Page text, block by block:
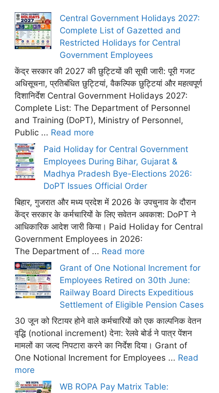
Central Government Holidays 2027:
Complete List of Gazetted and
Restricted Holidays for Central
Government Employees
केंद्र सरकार की 2027 की छुट्टियों की सूची जारी: पूरी गजट
अधिसूचना, प्रतिबंधित छुट्टियां, वैकल्पिक छुट्टियां और महत्वपूर्ण
दिशानिर्देश Central Government Holidays 2027:
Complete List: The Department of Personnel
and Training (DoPT), Ministry of Personnel,
Public ... Read more
Paid Holiday for Central Government
Employees During Bihar, Gujarat &
Madhya Pradesh Bye-Elections 2026:
DoPT Issues Official Order
बिहार, गुजरात और मध्य प्रदेश में 2026 के उपचुनाव के दौरान
केंद्र सरकार के कर्मचारियों के लिए सवेतन अवकाश: DoPT ने
आधिकारिक आदेश जारी किया। Paid Holiday for Central
Government Employees in 2026:
The Department of ... Read more
Grant of One Notional Increment for
Employees Retired on 30th June:
Railway Board Directs Expeditious
Settlement of Eligible Pension Cases
30 जून को रिटायर होने वाले कर्मचारियों को एक काल्पनिक वेतन
वृद्धि (notional increment) देना: रेलवे बोर्ड ने पात्र पेंशन
मामलों का जल्द निपटारा करने का निर्देश दिया। Grant of
One Notional Increment for Employees ... Read
more
WB ROPA Pay Matrix Table: